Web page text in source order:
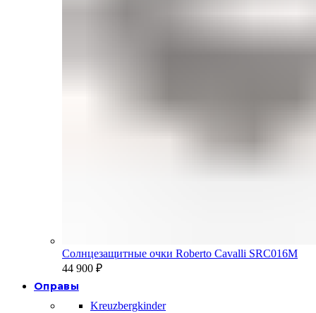
Солнцезащитные очки Roberto Cavalli SRC016M
44 900 ₽
Оправы
Kreuzbergkinder